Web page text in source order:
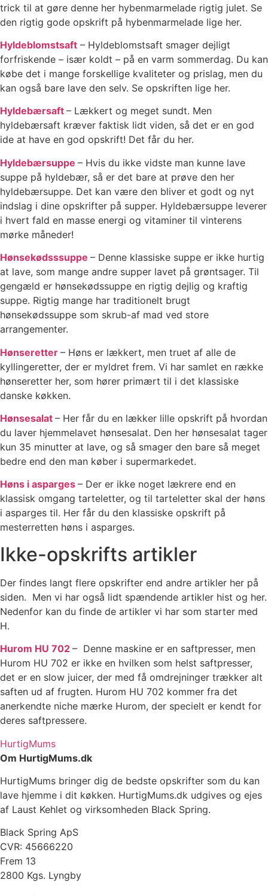
trick til at gøre denne her hybenmarmelade rigtig julet. Se
den rigtig gode opskrift på hybenmarmelade lige her.
Hyldeblomstsaft – Hyldeblomstsaft smager dejligt
forfriskende – især koldt – på en varm sommerdag. Du kan
købe det i mange forskellige kvaliteter og prislag, men du
kan også bare lave den selv. Se opskriften lige her.
Hyldebærsaft – Lækkert og meget sundt. Men
hyldebærsaft kræver faktisk lidt viden, så det er en god
ide at have en god opskrift! Det får du her.
Hyldebærsuppe – Hvis du ikke vidste man kunne lave
suppe på hyldebær, så er det bare at prøve den her
hyldebærsuppe. Det kan være den bliver et godt og nyt
indslag i dine opskrifter på supper. Hyldebærsuppe leverer
i hvert fald en masse energi og vitaminer til vinterens
mørke måneder!
Hønsekødsssuppe – Denne klassiske suppe er ikke hurtig
at lave, som mange andre supper lavet på grøntsager. Til
gengæld er hønsekødssuppe en rigtig dejlig og kraftig
suppe. Rigtig mange har traditionelt brugt
hønsekødssuppe som skrub-af mad ved store
arrangementer.
Hønseretter – Høns er lækkert, men truet af alle de
kyllingeretter, der er myldret frem. Vi har samlet en række
hønseretter her, som hører primært til i det klassiske
danske køkken.
Hønsesalat – Her får du en lækker lille opskrift på hvordan
du laver hjemmelavet hønsesalat. Den her hønsesalat tager
kun 35 minutter at lave, og så smager den bare så meget
bedre end den man køber i supermarkedet.
Høns i asparges – Der er ikke noget lækrere end en
klassisk omgang tarteletter, og til tarteletter skal der høns
i asparges til. Her får du den klassiske opskrift på
mesterretten høns i asparges.
Ikke-opskrifts artikler
Der findes langt flere opskrifter end andre artikler her på
siden. Men vi har også lidt spændende artikler hist og her.
Nedenfor kan du finde de artikler vi har som starter med
H.
Hurom HU 702 – Denne maskine er en saftpresser, men
Hurom HU 702 er ikke en hvilken som helst saftpresser,
det er en slow juicer, der med få omdrejninger trækker alt
saften ud af frugten. Hurom HU 702 kommer fra det
anerkendte niche mærke Hurom, der specielt er kendt for
deres saftpressere.
HurtigMums
Om HurtigMums.dk
HurtigMums bringer dig de bedste opskrifter som du kan
lave hjemme i dit køkken. HurtigMums.dk udgives og ejes
af Laust Kehlet og virksomheden Black Spring.
Black Spring ApS
CVR: 45666220
Frem 13
2800 Kgs. Lyngby